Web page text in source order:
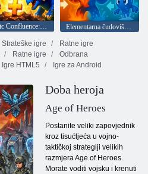
Jurassic Confluence: Evolucija dinosaura
Elementarna čudovišta: Fuzija
Strateške igre
Ratne igre
Ratne igre
Odbrana
Igre HTML5 Igre za Android
Doba heroja
Age of Heroes
Postanite veliki zapovjednik
kroz tisućljeća u vojno-
taktičkoj strategiji velikih
razmjera Age of Heroes.
Morate voditi vojsku i krenuti